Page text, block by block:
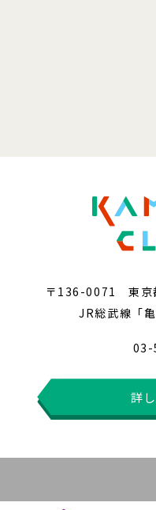
〒136-0071 東京
JR総武線「
03-
詳